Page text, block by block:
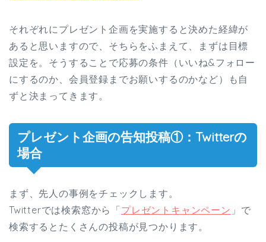
それぞれにプレゼント企画を実施すると決めた経緯が
あると思いますので、そちらをふまえて、まずは目標
設定を。そうすることで応募の条件（いいね&フォロー
にするのか、会員登録までお願いするのかなど）も自
ずと決まってきます。
プレゼント企画の告知投稿①：Twitterの
場合
まず、先人の事例をチェックします。
Twitterでは検索窓から「プレゼントキャンペーン 」で
検索するとたくさんの投稿が見つかります。